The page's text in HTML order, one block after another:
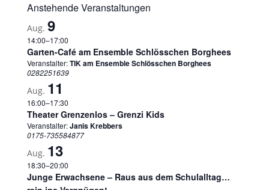
Anstehende Veranstaltungen
Aug. 9
14:00–17:00
Garten-Café am Ensemble Schlösschen Borghees
Veranstalter:TIK am Ensemble Schlösschen Borghees
0282251639
Aug. 11
16:00–17:30
Theater Grenzenlos – Grenzi Kids
Veranstalter:Janis Krebbers
0175-735584877
Aug. 13
18:30–20:00
Junge Erwachsene – Raus aus dem Schulalltag…